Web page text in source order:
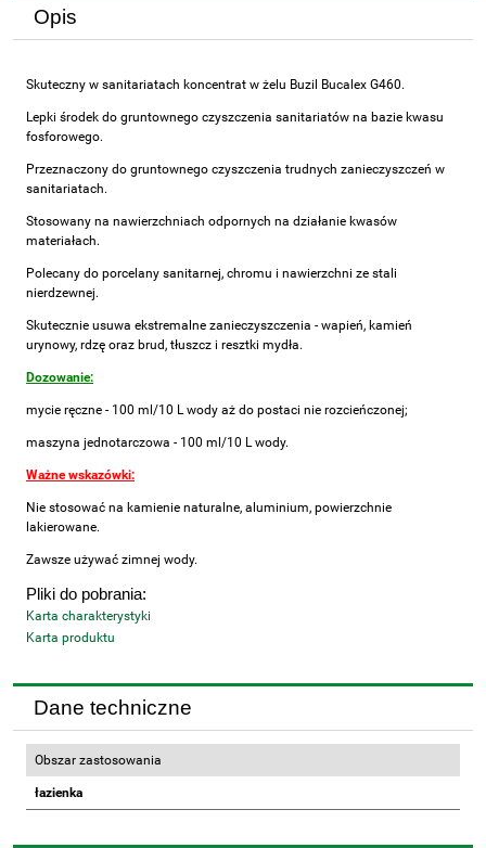
Opis
Skuteczny w sanitariatach koncentrat w żelu Buzil Bucalex G460.
Lepki środek do gruntownego czyszczenia sanitariatów na bazie kwasu
fosforowego.
Przeznaczony do gruntownego czyszczenia trudnych zanieczyszczeń w
sanitariatach.
Stosowany na nawierzchniach odpornych na działanie kwasów
materiałach.
Polecany do porcelany sanitarnej, chromu i nawierzchni ze stali
nierdzewnej.
Skutecznie usuwa ekstremalne zanieczyszczenia - wapień, kamień
urynowy, rdzę oraz brud, tłuszcz i resztki mydła.
Dozowanie:
mycie ręczne - 100 ml/10 L wody aż do postaci nie rozcieńczonej;
maszyna jednotarczowa - 100 ml/10 L wody.
Ważne wskazówki:
Nie stosować na kamienie naturalne, aluminium, powierzchnie
lakierowane.
Zawsze używać zimnej wody.
Pliki do pobrania:
Karta charakterystyki
Karta produktu
Dane techniczne
Obszar zastosowania
łazienka